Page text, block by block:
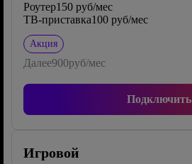
Роутер150 руб/мес
ТВ-приставка100 руб/мес
Акция
Далее900руб/мес
Подключить
Игровой